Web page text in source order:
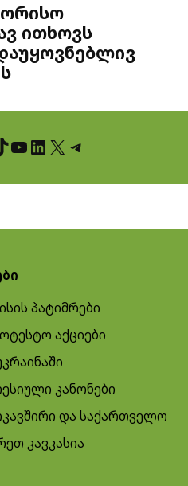
ითხოვს
YouTube LinkedIn X Telegram
პატიმრები
აქციები
კანონები
და საქართველო
კავკასია